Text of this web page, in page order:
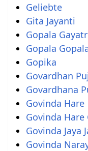
Geliebte
Gita Jayanti
Gopala
Gopala
Gopika
Govardhan
Govardhana
Govinda Hare
Govinda Hare
Govinda Jaya
Govinda